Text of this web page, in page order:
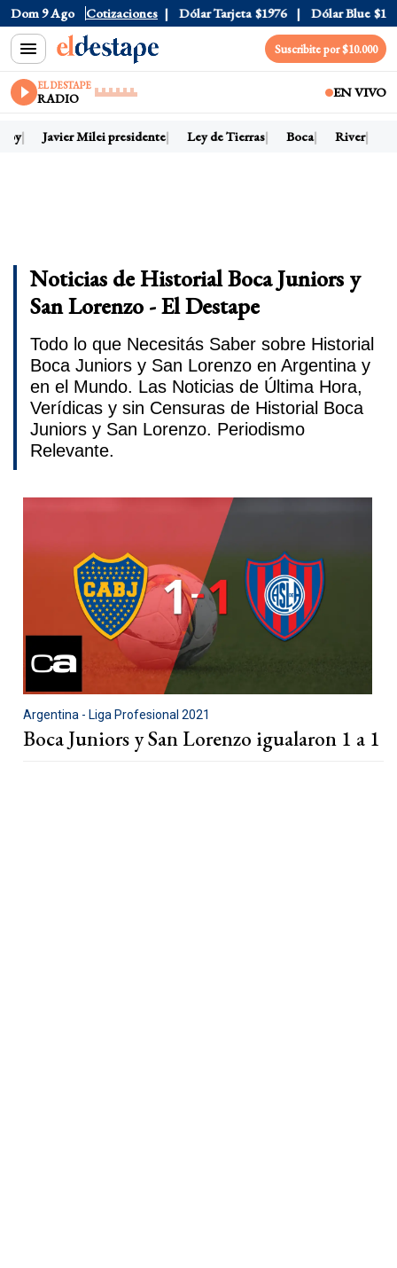
Dom 9 Ago Cotizaciones
Dólar Oficial $1520 Dólar Tarjeta $1976 Dólar Blue
Suscribite por $10.000
EL DESTAPE
RADIO EN VIVO
Javier Milei presidente Ley de Tierras Boca River
Noticias de Historial Boca Juniors y
San Lorenzo - El Destape
Todo lo que Necesitás Saber sobre Historial
Boca Juniors y San Lorenzo en Argentina y
en el Mundo. Las Noticias de Última Hora,
Verídicas y sin Censuras de Historial Boca
Juniors y San Lorenzo. Periodismo
Relevante.
Argentina - Liga Profesional 2021
Boca Juniors y San Lorenzo igualaron 1 a 1